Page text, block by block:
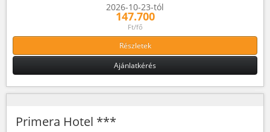
2026-10-23-tól
147.700
Ft/fő
Részletek
Ajánlatkérés
Primera Hotel ***